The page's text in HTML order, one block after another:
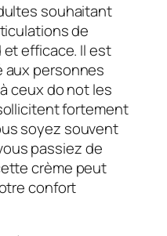
souhaitant
de
efficace. Il est
aux personnes
ceux do not les
fortement
soyez souvent
passiez de
crème peut
confort